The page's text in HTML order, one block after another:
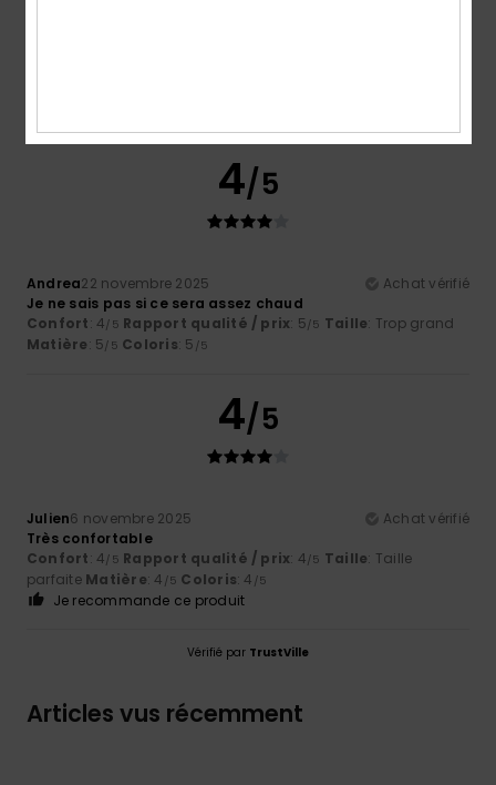
4/5
Andrea22 novembre 2025
Achat vérifié
Je ne sais pas si ce sera assez chaud
Confort: 4/5 Rapport qualité / prix: 5/5 Taille: Trop grand
Matière: 5/5 Coloris: 5 /5
4/5
Julien6 novembre 2025
Achat vérifié
Très confortable
Confort: 4/5 Rapport qualité / prix: 4/5 Taille: Taille
parfaite Matière: 4 /5 Coloris: 4 /5
Je recommande ce produit
Vérifié par TrustVille
Articles vus récemment